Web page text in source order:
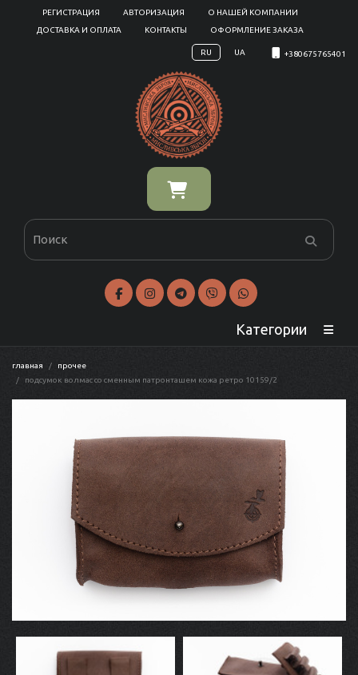
РЕГИСТРАЦИЯ АВТОРИЗАЦИЯ
О НАШЕЙ КОМПАНИИ
ДОСТАВКА И ОПЛАТА
КОНТАКТЫ ОФОРМЛЕНИЕ ЗАКАЗА
RU UA +380675765401
Категории
главная
прочее
подсумок волмас со сменным патронташем кожа ретро 10159/2